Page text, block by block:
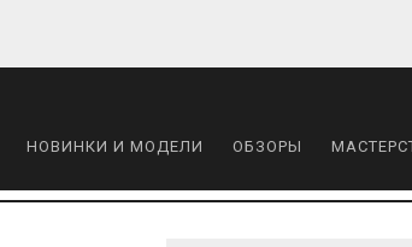
НОВИНКИ И МОДЕЛИ ОБЗОРЫ